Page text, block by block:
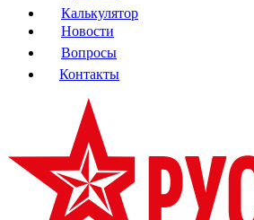
Калькулятор
Новости
Вопросы
Контакты